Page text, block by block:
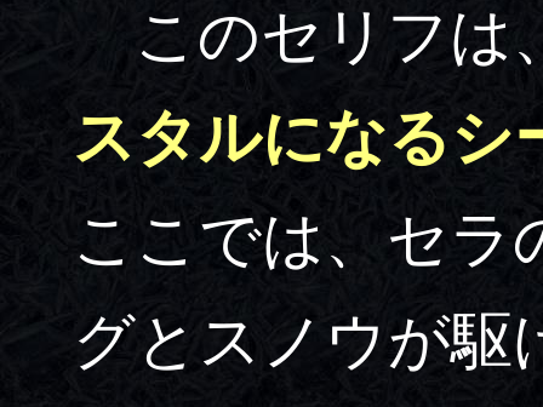
このセリフは
スタルになるシ
ここでは、セラ
グとスノウが駆